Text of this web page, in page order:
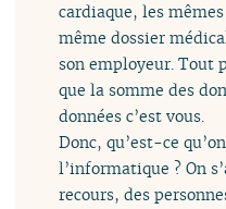
cardiaque, les
même dossier
son employeur. Tout
que la somme des
données c’est vous.
Donc, qu’est-ce
l’informatique ? On
recours, des